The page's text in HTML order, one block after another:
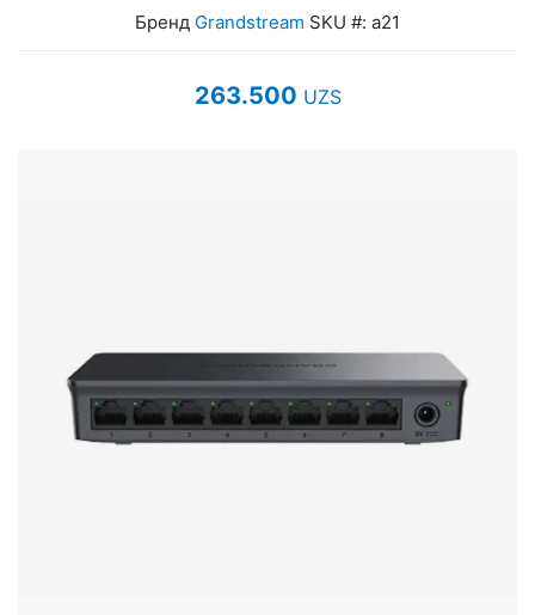
Наушники
Сетевое оборудование
Системы охлаждения
Бренд Grandstream SKU #: а21
263.500 UZS